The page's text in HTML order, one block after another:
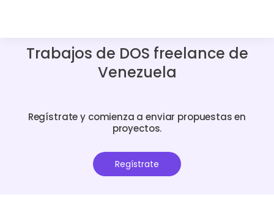
Trabajos de DOS freelance de
Venezuela
Regístrate y comienza a enviar propuestas en
proyectos.
Regístrate